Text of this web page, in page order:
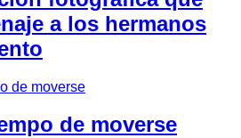
a los hermanos
de moverse